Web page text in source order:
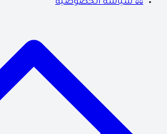
⚖️ سياسة الخصوصية